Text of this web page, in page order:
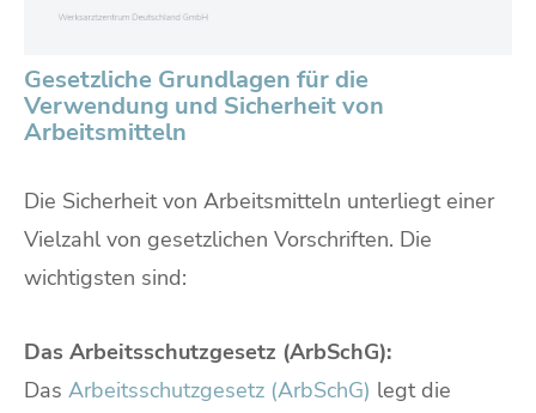
Gesetzliche Grundlagen für die
Verwendung und Sicherheit von
Arbeitsmitteln
Die Sicherheit von Arbeitsmitteln unterliegt einer
Vielzahl von gesetzlichen Vorschriften. Die
wichtigsten sind:
Das Arbeitsschutzgesetz (ArbSchG):
Das Arbeitsschutzgesetz (ArbSchG) legt die